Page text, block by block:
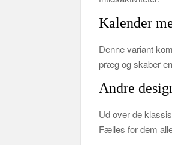
Kalender
Denne variant
præg og skaber
Andre
Ud over de
Fælles for dem